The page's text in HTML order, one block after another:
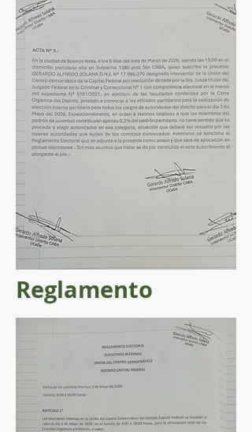
Reglamento